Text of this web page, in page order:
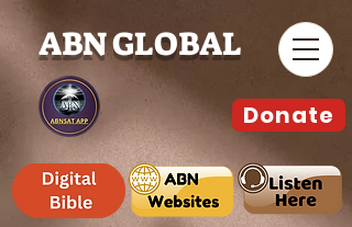
ABN GLOBAL
Donate